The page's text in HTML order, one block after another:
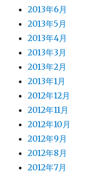
2013年6月
2013年5月
2013年4月
2013年3月
2013年2月
2013年1月
2012年12月
2012年11月
2012年10月
2012年9月
2012年8月
2012年7月